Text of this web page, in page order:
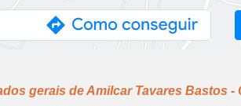
gerais de Amilcar Tavares Bastos -